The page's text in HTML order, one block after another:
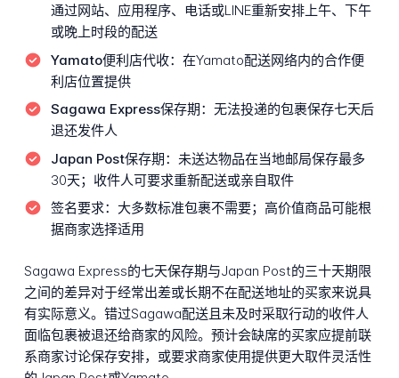
通过网站、应用程序、电话或LINE重新安排上午、下午
或晚上时段的配送
Yamato便利店代收： 在Yamato配送网络内的合作便
利店位置提供
Sagawa Express保存期： 无法投递的包裹保存七天后
退还发件人
Japan Post保存期： 未送达物品在当地邮局保存最多
30天；收件人可要求重新配送或亲自取件
签名要求： 大多数标准包裹不需要；高价值商品可能根
据商家选择适用
Sagawa Express的七天保存期与Japan Post的三十天期限
之间的差异对于经常出差或长期不在配送地址的买家来说具
有实际意义。错过Sagawa配送且未及时采取行动的收件人
面临包裹被退还给商家的风险。预计会缺席的买家应提前联
系商家讨论保存安排，或要求商家使用提供更大取件灵活性